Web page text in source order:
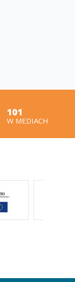
101
W MEDIACH